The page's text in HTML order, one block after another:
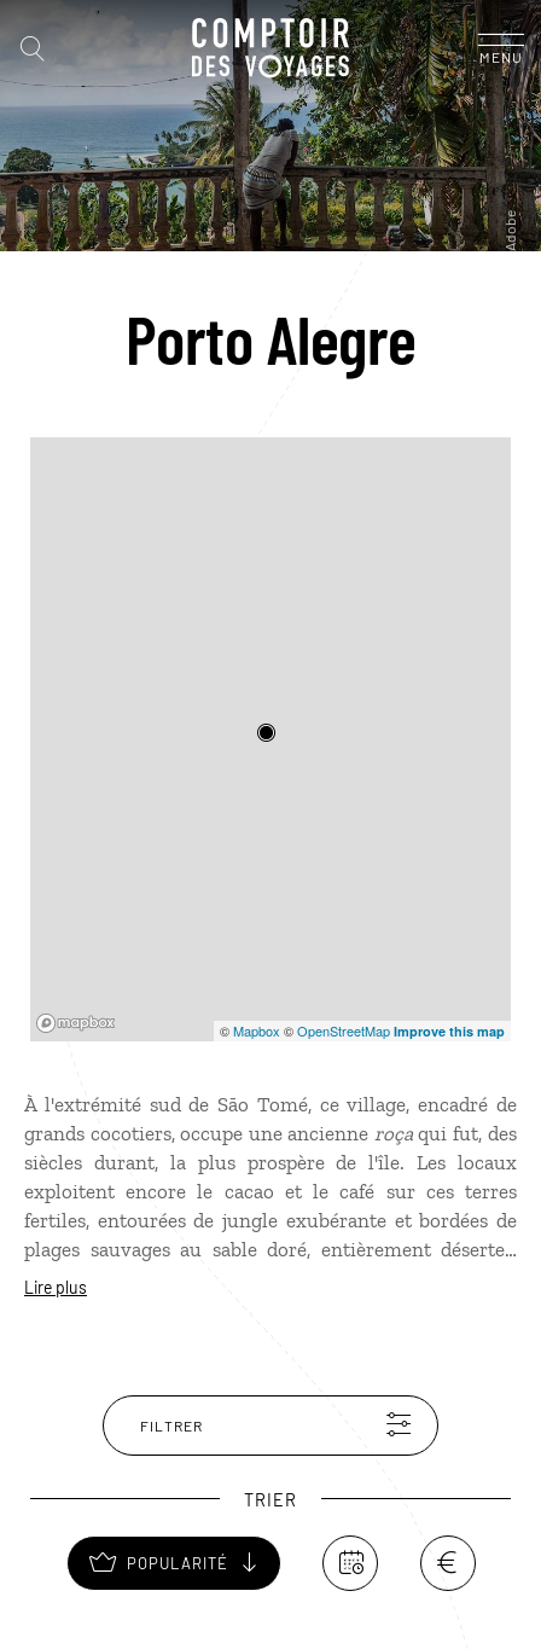
MENU
Porto Alegre
©Mapbox ©OpenStreetMap Improve this map
À l'extrémité sud de São Tomé, ce village, encadré de
grands cocotiers, occupe une ancienne roça qui fut, des
siècles durant, la plus prospère de l'île. Les locaux
exploitent encore le cacao et le café sur ces terres
fertiles, entourées de jungle exubérante et bordées de
plages sauvages au sable doré, entièrement désertes,
comme la paradisiaque Praia Inhame. Si vous avez
miniature où se trouve le fameux point zéro, à
l'intersection de la ligne de l'équateur et du méridien de
Greenwich.
Lire plus
FILTRER
TRIER
POPULARITÉ